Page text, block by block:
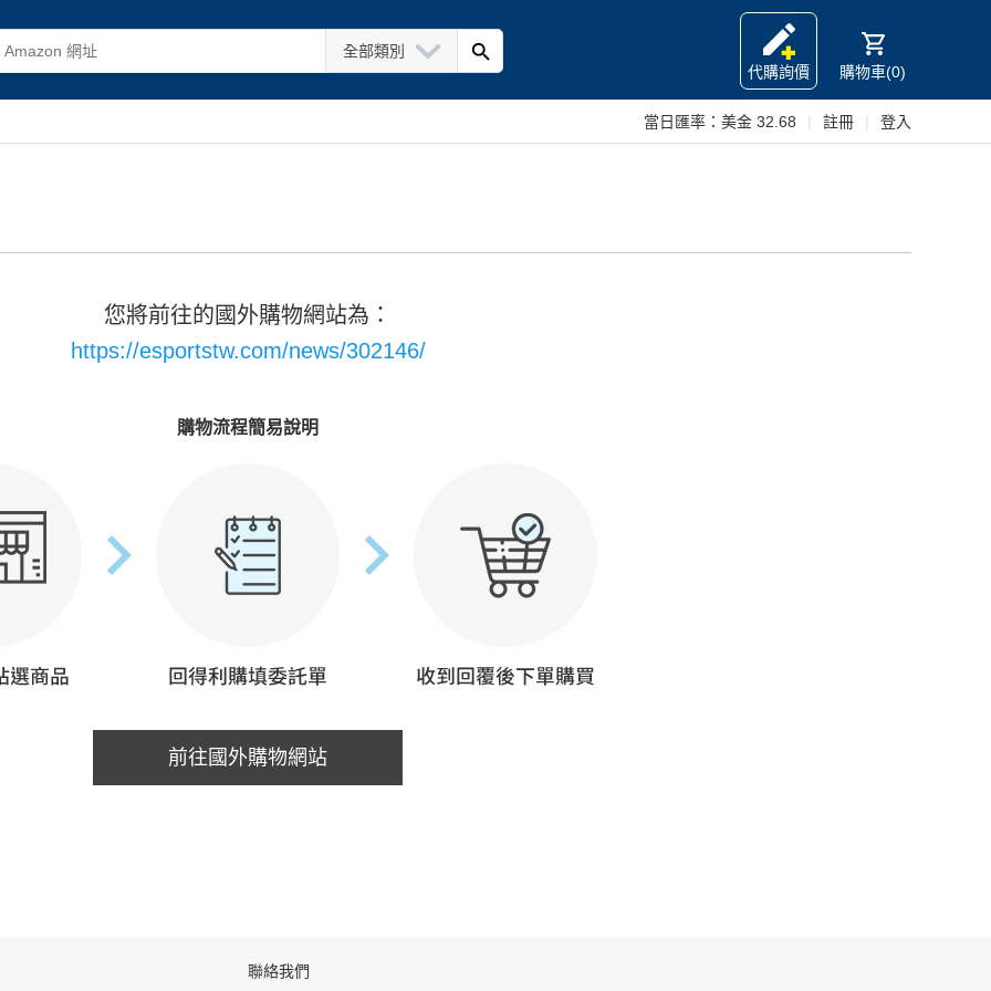
全部類別
代購詢價
購物車(0)
當日匯率： 美金 32.68 註冊 登入
您將前往的國外購物網站為：
https://esportstw.com/news/302146/
購物流程簡易說明
前往國外購物網站
聯絡我們